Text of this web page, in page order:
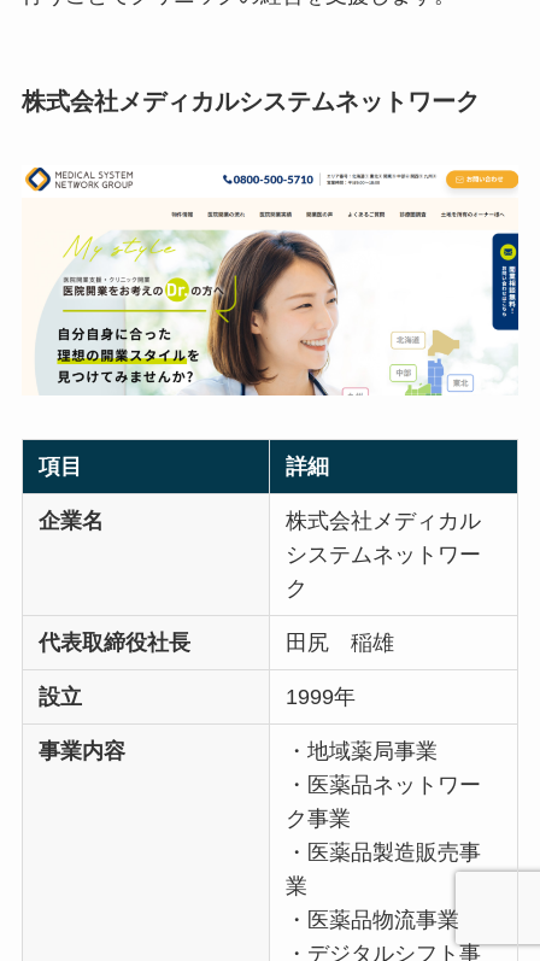
株式会社メディカルシステムネットワーク
項目 詳細
企業名
株式会社メディカル
システムネットワー
ク
代表取締役社長 田尻 稲雄
設立 1999年
事業内容
・地域薬局事業
・医薬品ネットワー
ク事業
・医薬品製造販売事
業
・医薬品物流事業
・デジタルシフト事